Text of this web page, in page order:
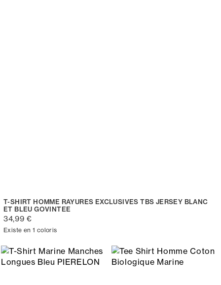
T-SHIRT HOMME RAYURES EXCLUSIVES TBS JERSEY BLANC
ET BLEU GOVINTEE
34,99 €
Existe en 1 coloris